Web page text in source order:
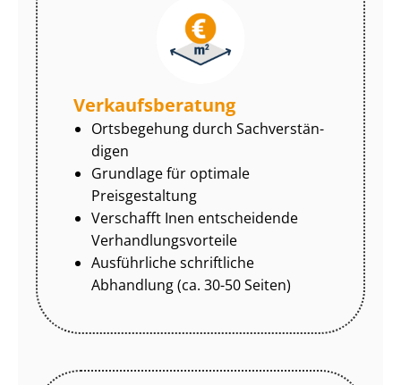
Ver­kaufs­be­ra­tung
Ortsbegehung durch Sach­ver­stän­
di­gen
Grundlage für optimale
Preisgestaltung
Verschafft Inen entscheidende
Ver­hand­lungs­vor­tei­le
Ausführliche schriftliche
Abhandlung (ca. 30-50 Seiten)